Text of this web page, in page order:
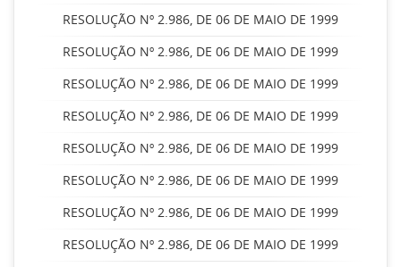
RESOLUÇÃO Nº 2.986, DE 06 DE MAIO DE 1999
RESOLUÇÃO Nº 2.986, DE 06 DE MAIO DE 1999
RESOLUÇÃO Nº 2.986, DE 06 DE MAIO DE 1999
RESOLUÇÃO Nº 2.986, DE 06 DE MAIO DE 1999
RESOLUÇÃO Nº 2.986, DE 06 DE MAIO DE 1999
RESOLUÇÃO Nº 2.986, DE 06 DE MAIO DE 1999
RESOLUÇÃO Nº 2.986, DE 06 DE MAIO DE 1999
RESOLUÇÃO Nº 2.986, DE 06 DE MAIO DE 1999